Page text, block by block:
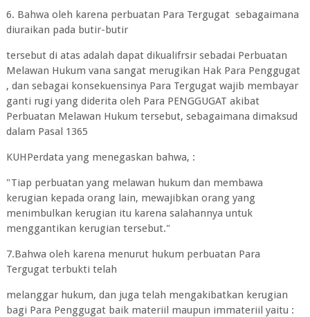
6. Bahwa oleh karena perbuatan Para Tergugat sebagaimana
diuraikan pada butir-butir
tersebut di atas adalah dapat dikualifrsir sebadai Perbuatan
Melawan Hukum vana sangat merugikan Hak Para Penggugat
, dan sebagai konsekuensinya Para Tergugat wajib membayar
ganti rugi yang diderita oleh Para PENGGUGAT akibat
Perbuatan Melawan Hukum tersebut, sebagaimana dimaksud
dalam Pasal 1365
KUHPerdata yang menegaskan bahwa, :
"Tiap perbuatan yang melawan hukum dan membawa
kerugian kepada orang lain, mewajibkan orang yang
menimbulkan kerugian itu karena salahannya untuk
menggantikan kerugian tersebut."
7.Bahwa oleh karena menurut hukum perbuatan Para
Tergugat terbukti telah
melanggar hukum, dan juga telah mengakibatkan kerugian
bagi Para Penggugat baik materiil maupun immateriil yaitu :